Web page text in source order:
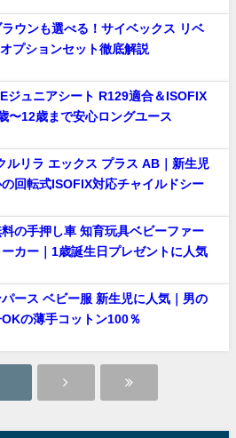
ラウンも選べる！サイベックス リベ
プションセット徹底解説
ジュニアシート R129適合＆ISOFIX
〜12歳まで安心ロングユース
ルリラ エックス プラス AB｜新生児
回転式ISOFIX対応チャイルドシー
の手押し車 知育玩具ベビーファー
ーカー｜1歳誕生日プレゼントに人気
ース ベビー服 新生児に人気｜男の
の薄手コットン100％